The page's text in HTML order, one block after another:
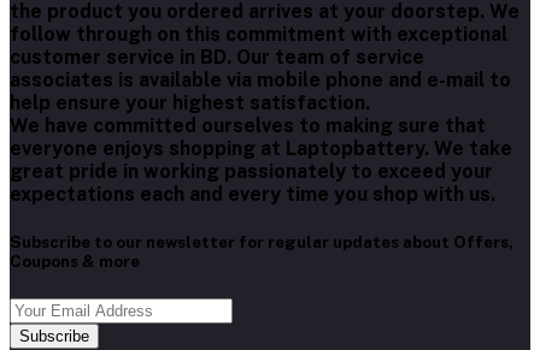
the product you ordered arrives at your doorstep. We
follow through on this commitment with exceptional
customer service in BD. Our team of service
associates is available via mobile phone and e-mail to
help ensure your highest satisfaction.
We have committed ourselves to making sure that
everyone enjoys shopping at Laptopbattery. We take
great pride in working passionately to exceed your
expectations each and every time you shop with us.
Subscribe to our newsletter for regular updates about Offers,
Coupons & more
Subscribe